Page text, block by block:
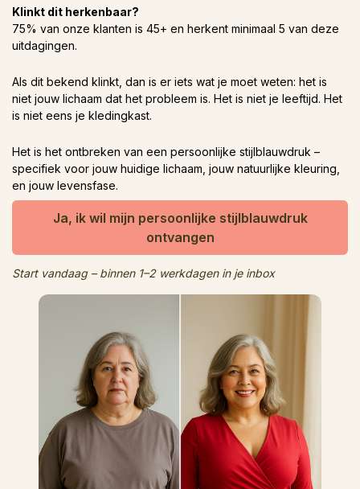
Klinkt dit herkenbaar?
75% van onze klanten is 45+ en herkent minimaal 5 van deze
uitdagingen.
Als dit bekend klinkt, dan is er iets wat je moet weten: het is
niet jouw lichaam dat het probleem is. Het is niet je leeftijd. Het
is niet eens je kledingkast.
Het is het ontbreken van een persoonlijke stijlblauwdruk –
specifiek voor jouw huidige lichaam, jouw natuurlijke kleuring,
en jouw levensfase.
Ja, ik wil mijn persoonlijke stijlblauwdruk
ontvangen
Start vandaag – binnen 1–2 werkdagen in je inbox